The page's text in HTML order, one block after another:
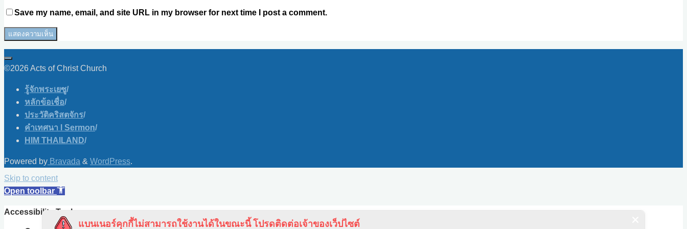
Save my name, email, and site URL in my browser for next time I post a comment.
©2026 Acts of Christ Church
รู้จักพระเยซู/
หลักข้อเชื่อ/
ประวัติคริสตจักร/
คำเทศนา l Sermon/
HIM THAILAND/
Powered by Bravada & WordPress.
Skip to content
Open toolbar
Accessibility Tools
แบนเนอร์คุกกี้ไม่สามารถใช้งานได้ในขณะนี้ โปรดติดต่อเจ้าของเว็ปไซต์